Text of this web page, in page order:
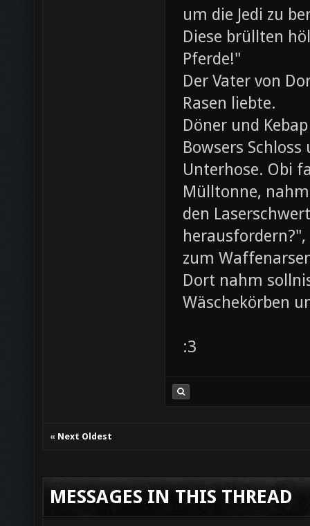
um die Jedi zu
Diese brüllten
Pferde!"
Der Vater von
Rasen liebte.
Döner und
Bowsers
Unterhose. Obi
Mülltonne,
den
zum
Dort nahm
Wäschekörben
:3
« Next Oldest
MESSAGES IN THIS THREAD